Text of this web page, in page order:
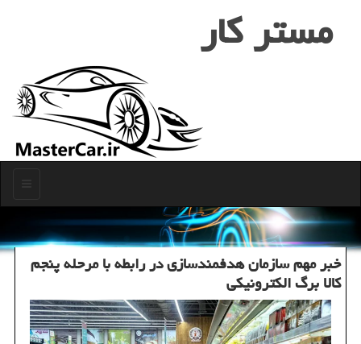
مستر كار
خبر مهم سازمان هدفمندسازی در رابطه با مرحله پنجم
کالا برگ الکترونیکی